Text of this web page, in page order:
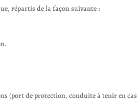
répartis de la façon suivante :
(port de protection, conduite à tenir en cas